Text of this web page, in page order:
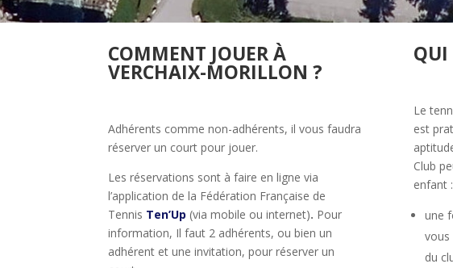
COMMENT JOUER À
VERCHAIX-MORILLON ?
Adhérents comme non-adhérents, il vous faudra
réserver un court pour jouer.
Les réservations sont à faire en ligne via
l’application de la Fédération Française de
Tennis Ten’Up (via mobile ou internet). Pour
information, Il faut 2 adhérents, ou bien un
adhérent et une invitation, pour réserver un
QUI
Le
est
Club
enfant :
une
vous
du